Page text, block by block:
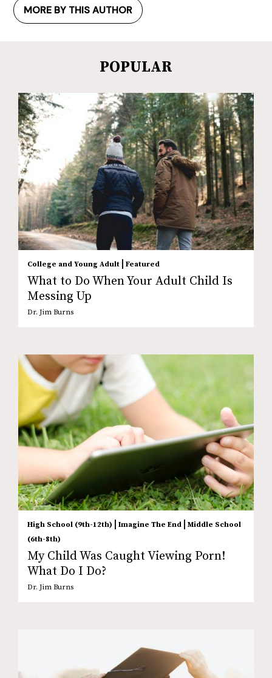
MORE BY THIS AUTHOR
POPULAR
College and Young Adult | Featured
What to Do When Your Adult Child Is
Messing Up
Dr. Jim Burns
High School (9th-12th) Imagine The End
Middle School
(6th-8th)
My Child Was Caught Viewing Porn!
What Do I Do?
Dr. Jim Burns